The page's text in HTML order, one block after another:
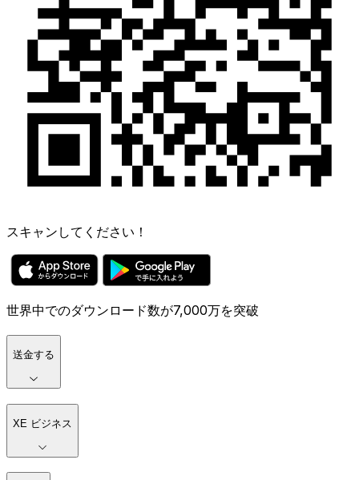
スキャンしてください！
世界中でのダウンロード数が7,000万を突破
送金する
XE ビジネス